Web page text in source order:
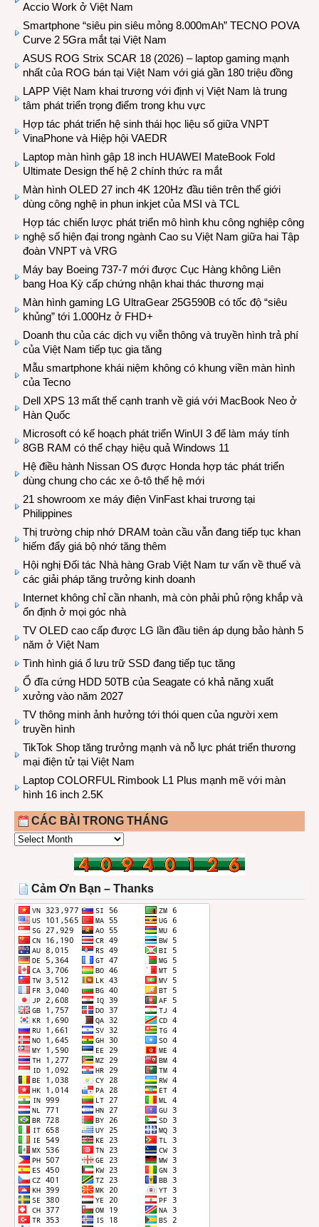
Accio Work ở Việt Nam
Smartphone “siêu pin siêu mỏng 8.000mAh” TECNO POVA
Curve 2 5Gra mắt tại Việt Nam
ASUS ROG Strix SCAR 18 (2026) – laptop gaming mạnh
nhất của ROG bán tại Việt Nam với giá gần 180 triệu đồng
LAPP Việt Nam khai trương với định vị Việt Nam là trung
tâm phát triển trọng điểm trong khu vực
Hợp tác phát triển hệ sinh thái học liệu số giữa VNPT
VinaPhone và Hiệp hội VAEDR
Laptop màn hình gập 18 inch HUAWEI MateBook Fold
Ultimate Design thế hệ 2 chính thức ra mắt
Màn hình OLED 27 inch 4K 120Hz đầu tiên trên thế giới
dùng công nghệ in phun inkjet của MSI và TCL
Hợp tác chiến lược phát triển mô hình khu công nghiệp công
nghệ số hiện đại trong ngành Cao su Việt Nam giữa hai Tập
đoàn VNPT và VRG
Máy bay Boeing 737-7 mới được Cục Hàng không Liên
bang Hoa Kỳ cấp chứng nhận khai thác thương mại
Màn hình gaming LG UltraGear 25G590B có tốc độ “siêu
khủng” tới 1.000Hz ở FHD+
Doanh thu của các dịch vụ viễn thông và truyền hình trả phí
của Việt Nam tiếp tục gia tăng
Mẫu smartphone khái niệm không có khung viền màn hình
của Tecno
Dell XPS 13 mất thế cạnh tranh về giá với MacBook Neo ở
Hàn Quốc
Microsoft có kế hoạch phát triển WinUI 3 để làm máy tính
8GB RAM có thể chạy hiệu quả Windows 11
Hệ điều hành Nissan OS được Honda hợp tác phát triển
dùng chung cho các xe ô-tô thế hệ mới
21 showroom xe máy điện VinFast khai trương tại
Philippines
Thị trường chip nhớ DRAM toàn cầu vẫn đang tiếp tục khan
hiếm đẩy giá bộ nhớ tăng thêm
Hội nghị Đối tác Nhà hàng Grab Việt Nam tư vấn về thuế và
các giải pháp tăng trưởng kinh doanh
Internet không chỉ cần nhanh, mà còn phải phủ rộng khắp và
ổn định ở mọi góc nhà
TV OLED cao cấp được LG lần đầu tiên áp dụng bảo hành 5
năm ở Việt Nam
Tình hình giá ổ lưu trữ SSD đang tiếp tục tăng
Ổ đĩa cứng HDD 50TB của Seagate có khả năng xuất
xưởng vào năm 2027
TV thông minh ảnh hưởng tới thói quen của người xem
truyền hình
TikTok Shop tăng trưởng mạnh và nỗ lực phát triển thương
mại điện tử tại Việt Nam
Laptop COLORFUL Rimbook L1 Plus mạnh mẽ với màn
hình 16 inch 2.5K
CÁC BÀI TRONG THÁNG
CÁC
THÁNG
Cảm Ơn Bạn – Thanks